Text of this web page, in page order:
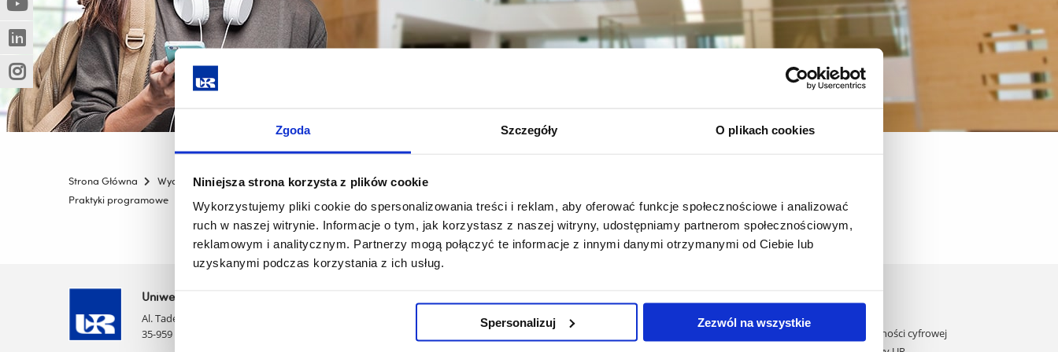
Zgoda Szczegóły O plikach cookies
Niniejsza strona korzysta z plików cookie
Wykorzystujemy pliki cookie do spersonalizowania treści i reklam, aby oferować funkcje społecznościowe i analizować
ruch w naszej witrynie. Informacje o tym, jak korzystasz z naszej witryny, udostępniamy partnerom społecznościowym,
reklamowym i analitycznym. Partnerzy mogą połączyć te informacje z innymi danymi otrzymanymi od Ciebie lub
uzyskanymi podczas korzystania z ich usług.
Spersonalizuj Zezwól na wszystkie
innej
strony)
(Nowe
okno)
(Link
do
innej
strony)
(Nowe
okno)
(Link
do
innej
strony)
(Nowe
okno)
(Link
do
innej
strony)
Strona Główna Wydziały Wydział Pedagogiki i Filozofii Student Kierunki studiów (programy, rozkłady, sylabusy)
Praktyki programowe
Akty prawne
Uniwersytet Rzeszowski
Al. Tadeusza Rejtana 16C
35-959 Rzeszów
przejdź
Dane kontaktowe
Deklaracja dostępności cyfrowej